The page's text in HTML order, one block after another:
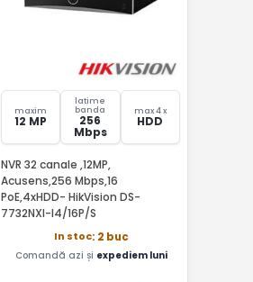
maxim
12 MP
latime
banda
256
Mbps
max 4 x
HDD
NVR 32 canale ,12MP,
Acusens,256 Mbps,16
PoE,4xHDD- HikVision DS-
7732NXI-I4/16P/S
In stoc: 2 buc
Comandă azi și expediem luni